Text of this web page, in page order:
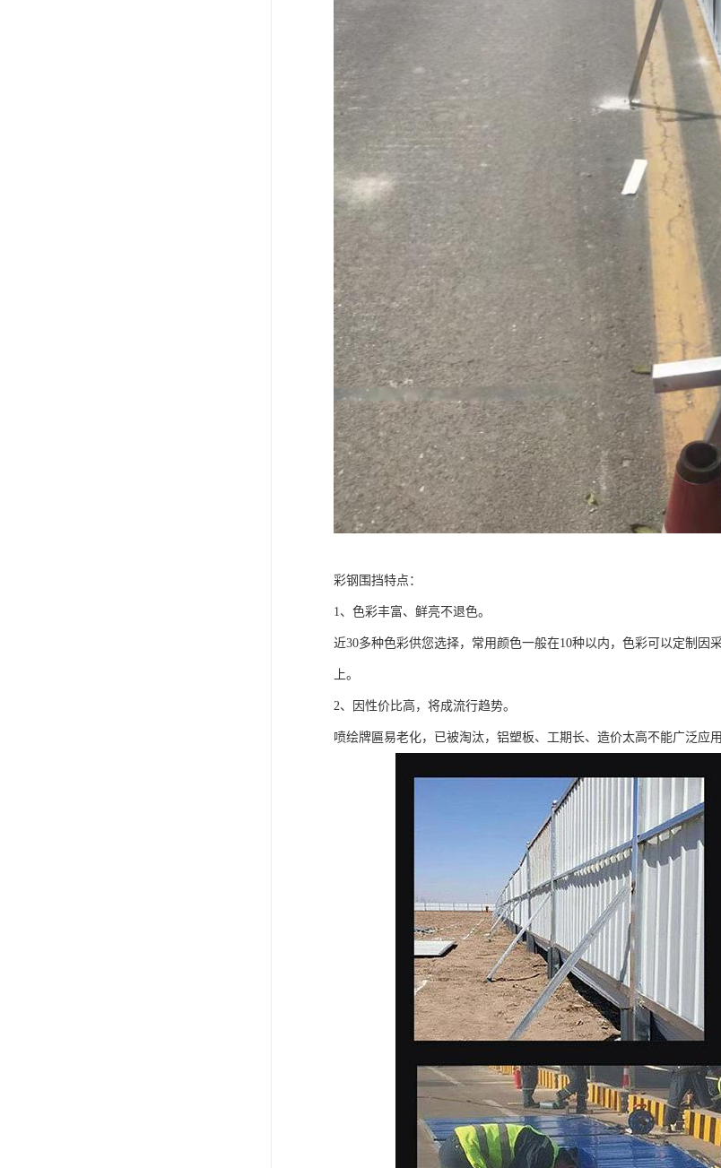
彩钢围挡特点：
1、色彩丰富、鲜亮不退色。
近30多种色彩供您选择，常用颜色一般在10种以内，色彩可以定制
上。
2、因性价比高，将成流行趋势。
喷绘牌匾易老化，已被淘汰，铝塑板、工期长、造价太高不能广泛应